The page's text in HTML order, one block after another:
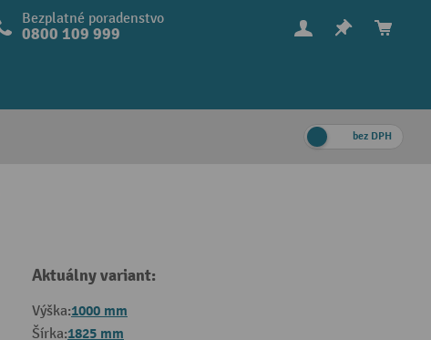
Bezplatné poradenstvo
0800 109 999
bez DPH
Aktuálny variant:
Výška:1000 mm
Šírka:1825 mm